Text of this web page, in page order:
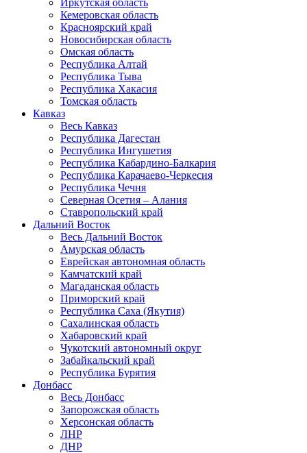
Иркутская область
Кемеровская область
Красноярский край
Новосибирская область
Омская область
Республика Алтай
Республика Тыва
Республика Хакасия
Томская область
Кавказ
Весь Кавказ
Республика Дагестан
Республика Ингушетия
Республика Кабардино-Балкария
Республика Карачаево-Черкесия
Республика Чечня
Северная Осетия – Алания
Ставропольский край
Дальний Восток
Весь Дальний Восток
Амурская область
Еврейская автономная область
Камчатский край
Магаданская область
Приморский край
Республика Саха (Якутия)
Сахалинская область
Хабаровский край
Чукотский автономный округ
Забайкальский край
Республика Бурятия
Донбасс
Весь Донбасс
Запорожская область
Херсонская область
ЛНР
ДНР